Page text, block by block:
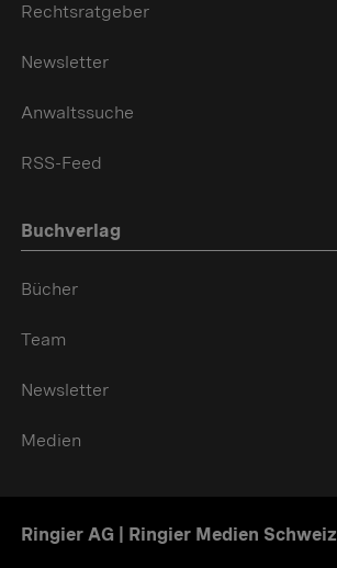
Rechtsratgeber
Newsletter
Anwaltssuche
RSS-Feed
Buchverlag
Bücher
Team
Newsletter
Medien
Ringier AG | Ringier Medien Schweiz